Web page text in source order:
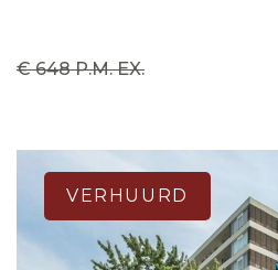
€ 648 P.M. EX.
VERHUURD